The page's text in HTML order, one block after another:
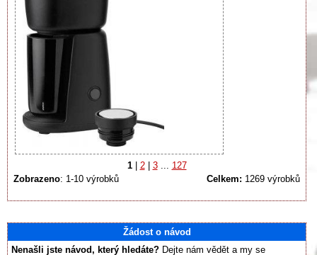
1 | 2 | 3
127
Zobrazeno: 1-10 výrobků Celkem: 1269 výrobků
Žádost o návod
Nenašli jste návod, který hledáte? Dejte nám vědět a my se